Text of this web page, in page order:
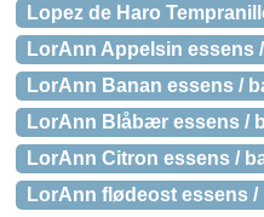
Lopez de Haro
LorAnn Appelsin essens
LorAnn Banan essens /
LorAnn Blåbær essens /
LorAnn Citron essens /
LorAnn flødeost essens /